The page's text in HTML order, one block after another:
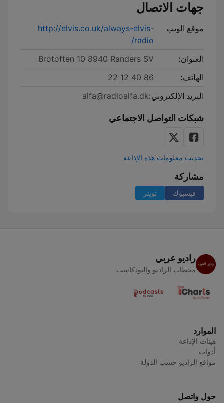
جهات الاتصال
موقع الويب
http://elvis.co.uk/always-elvis-
radio/
العنوان:
Brotoften 10 8940 Randers SV
الهاتف:
86 40 12 22
البريد الإلكتروني:alfa@radioalfa.dk
شبكات التواصل الاجتماعي
تحديث معلومات هذه الإذاعة
مشاركة
فيسبوك تويتر
راديو عربي
محطات الراديو والبودكاست
الموارد
هيئات الإذاعة
أدوات
مواقع الراديو حسب الدولة
حول واتصل